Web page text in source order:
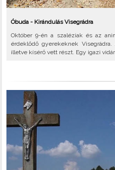
Óbuda - Kirándulás Visegrádra
Október 9-én a szaléziak és az
érdeklődő gyerekeknek
illetve kísérő vett részt. Egy igazi